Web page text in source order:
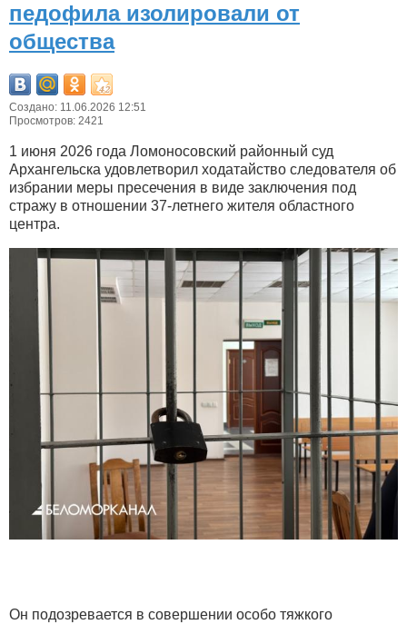
педофила изолировали от
общества
Создано: 11.06.2026 12:51
Просмотров: 2421
1 июня 2026 года Ломоносовский районный суд
Архангельска удовлетворил ходатайство следователя об
избрании меры пресечения в виде заключения под
стражу в отношении 37-летнего жителя областного
центра.
Он подозревается в совершении особо тяжкого